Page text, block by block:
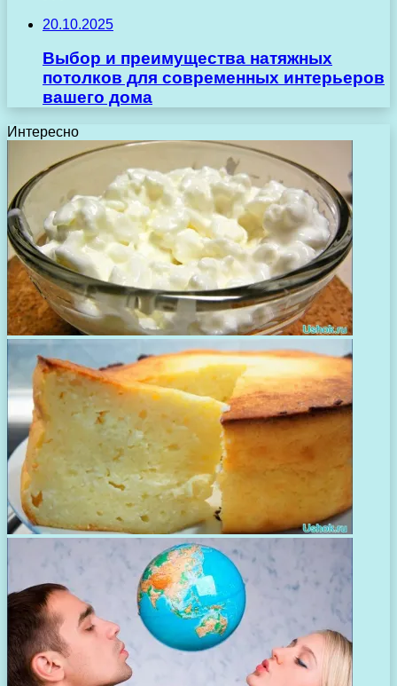
20.10.2025
Выбор и преимущества натяжных
потолков для современных интерьеров
вашего дома
Интересно